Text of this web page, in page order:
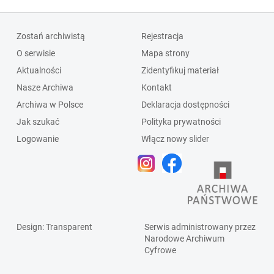
Zostań archiwistą
O serwisie
Aktualności
Nasze Archiwa
Archiwa w Polsce
Jak szukać
Logowanie
Rejestracja
Mapa strony
Zidentyfikuj materiał
Kontakt
Deklaracja dostępności
Polityka prywatności
Włącz nowy slider
Design: Transparent
Serwis administrowany przez
Narodowe Archiwum
Cyfrowe